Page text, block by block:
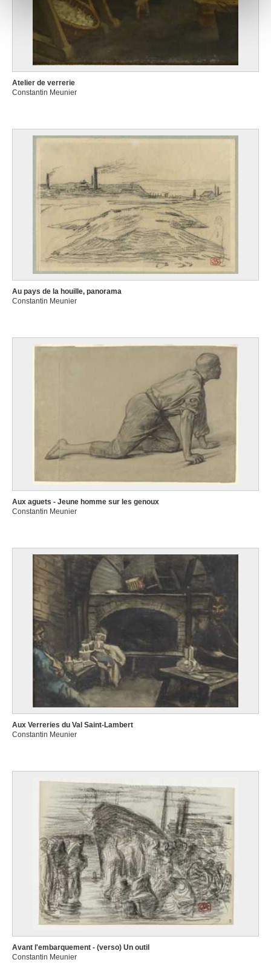
notre site avec nos partenaires de médias sociaux, de
publicité et d'analyse, qui peuvent combiner celles-ci
avec d'autres informations que vous leur avez fournies
ou qu'ils ont collectées lors de votre utilisation de leurs
services.
Atelier de verrerie
Constantin Meunier
Au pays de la houille, panorama
Constantin Meunier
Aux aguets - Jeune homme sur les genoux
Constantin Meunier
Aux Verreries du Val Saint-Lambert
Constantin Meunier
Avant l'embarquement - (verso) Un outil
Constantin Meunier